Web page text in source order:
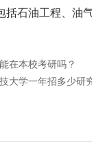
石油工程、油
在本校考研吗？
大学一年招多少研